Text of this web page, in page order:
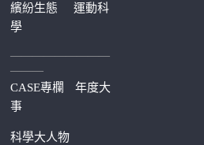
繽紛生態運動科
學
—————————
———
CASE專欄
年度大
事
科學大人物